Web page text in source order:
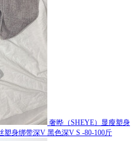
奢晔（SHEYE）显瘦塑身
身绑带深V 黑色深V S -80-100斤